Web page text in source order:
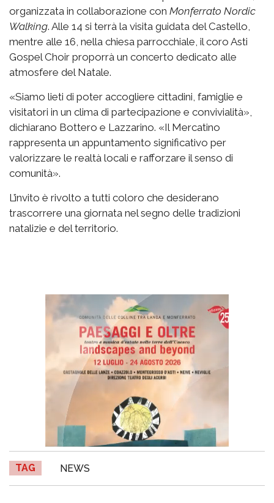
organizzata in collaborazione con Monferrato Nordic
Walking. Alle 14 si terrà la visita guidata del Castello,
mentre alle 16, nella chiesa parrocchiale, il coro Asti
Gospel Choir proporrà un concerto dedicato alle
atmosfere del Natale.
«Siamo lieti di poter accogliere cittadini, famiglie e
visitatori in un clima di partecipazione e convivialità»,
dichiarano Bottero e Lazzarino. «Il Mercatino
rappresenta un appuntamento significativo per
valorizzare le realtà locali e rafforzare il senso di
comunità».
L’invito è rivolto a tutti coloro che desiderano
trascorrere una giornata nel segno delle tradizioni
natalizie e del territorio.
TAG NEWS